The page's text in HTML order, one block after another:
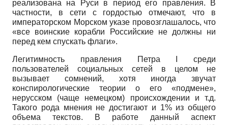
реализована на Руси в период его правления. В
частности, в сети с гордостью отмечают, что в
императорском Морском указе провозглашалось, что
«все воинские корабли Российские не должны ни
перед кем спускать флаги».
Легитимность правления Петра
среди
пользователей социальных сетей в целом не
вызывает сомнений, хотя иногда звучат
конспирологические теории о его «подмене»,
нерусском (чаще немецком) происхождении и т.д.
Такого рода мнения не достигают и 1% из общего
объема текстов. В работе данный аспект